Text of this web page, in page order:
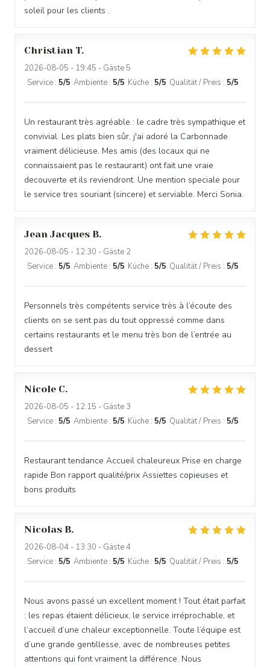
soleil pour les clients .
Christian T
2026-08-05 - 19:45 - Gäste 5
Service : 5/5 Ambiente : 5/5 Küche : 5/5 Qualität / Preis : 5/5
Un restaurant très agréable : le cadre très sympathique et
convivial. Les plats bien sûr, j'ai adoré la Carbonnade
vraiment délicieuse. Mes amis (des locaux qui ne
connaissaient pas le restaurant) ont fait une vraie
decouverte et ils reviendront. Une mention speciale pour
le service tres souriant (sincere) et serviable. Merci Sonia.
Jean Jacques B
2026-08-05 - 12:30 - Gäste 2
Service : 5/5 Ambiente : 5/5 Küche : 5/5 Qualität / Preis : 5/5
Personnels très compétents service très à l’écoute des
clients on se sent pas du tout oppressé comme dans
certains restaurants et le menu très bon de l’entrée au
dessert
Nicole C
2026-08-05 - 12:15 - Gäste 3
Service : 5/5 Ambiente : 5/5 Küche : 5/5 Qualität / Preis : 5/5
Restaurant tendance Accueil chaleureux Prise en charge
rapide Bon rapport qualité/prix Assiettes copieuses et
bons produits
Nicolas B
2026-08-04 - 13:30 - Gäste 4
Service : 5/5 Ambiente : 5/5 Küche : 5/5 Qualität / Preis : 5/5
Nous avons passé un excellent moment ! Tout était parfait
: les repas étaient délicieux, le service irréprochable, et
l’accueil d’une chaleur exceptionnelle. Toute l’équipe est
d’une grande gentillesse, avec de nombreuses petites
attentions qui font vraiment la différence. Nous